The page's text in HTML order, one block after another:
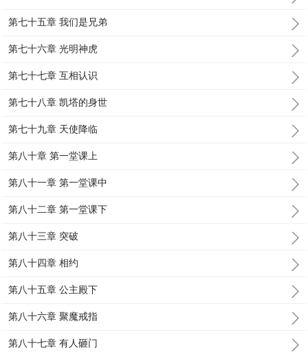
第七十五章 我们是兄弟
第七十六章 光明神虎
第七十七章 互相认识
第七十八章 凯塔的身世
第七十九章 天使降临
第八十章 第一堂课上
第八十一章 第一堂课中
第八十二章 第一堂课下
第八十三章 突破
第八十四章 相约
第八十五章 公主殿下
第八十六章 聚魔戒指
第八十七章 有人砸门